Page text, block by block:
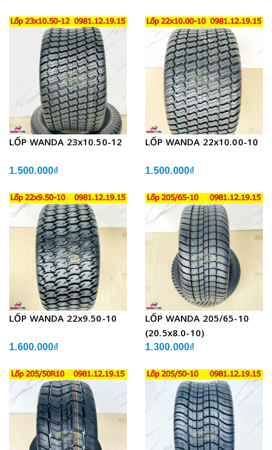
LỐP WANDA 23x10.50-12
1.500.000₫
LỐP WANDA 22x10.00-10
1.500.000₫
LỐP WANDA 22x9.50-10
1.600.000₫
LỐP WANDA 205/65-10
(20.5x8.0-10)
1.300.000₫